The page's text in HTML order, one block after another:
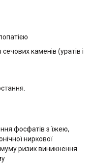
каменів (уратів і
фосфатів з їжею,
ниркової
ризик виникнення